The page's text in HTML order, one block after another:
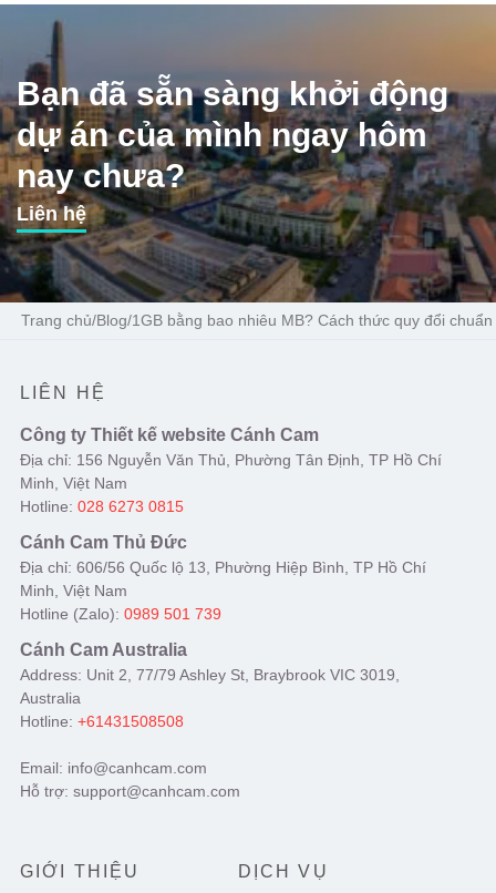
Bạn đã sẵn sàng khởi động
dự án của mình ngay hôm
nay chưa?
Liên hệ
Trang chủ/Blog/1GB bằng bao nhiêu MB? Cách thức quy đổi
LIÊN HỆ
Công ty Thiết kế website Cánh Cam
Địa chỉ: 156 Nguyễn Văn Thủ, Phường Tân Định, TP Hồ Chí
Minh, Việt Nam
Hotline: 028 6273 0815
Cánh Cam Thủ Đức
Địa chỉ: 606/56 Quốc lộ 13, Phường Hiệp Bình, TP Hồ Chí
Minh, Việt Nam
Hotline (Zalo): 0989 501 739
Cánh Cam Australia
Address: Unit 2, 77/79 Ashley St, Braybrook VIC 3019,
Australia
Hotline: +61431508508
Email: info@canhcam.com
Hỗ trợ: support@canhcam.com
GIỚI THIỆU DỊCH VỤ